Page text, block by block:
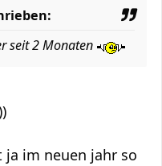
seit 2 Monaten
im neuen jahr so